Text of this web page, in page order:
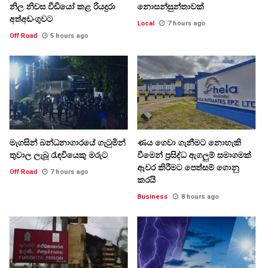
නිල නිවස වීඩියෝ කළ රියදුරා
අත්අඩංගුවට
Off Road 5 hours ago
නොසන්සුන්තාවක්
Local 7 hours ago
මැගසින් බන්ධනාගාරයේ ගැටුමින්
තුවාල ලැබූ රැඳවියෙකු මරුට
Off Road 7 hours ago
ණය ගෙවා ගැනීමට නොහැකි
වීමෙන් ප්‍රසිද්ධ ඇගලුම් සමාගමක්
ඈවර කිරීමට පෙත්සම් ගොනු
කරයි
Business 8 hours ago